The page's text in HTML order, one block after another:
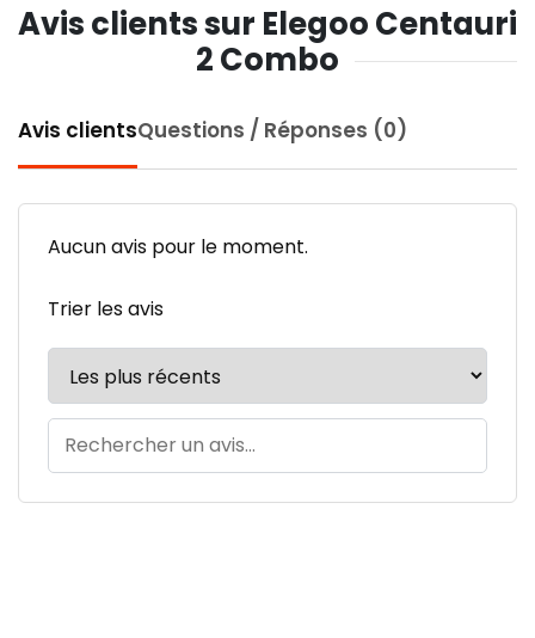
Avis clients sur Elegoo Centauri
2 Combo
Avis clientsQuestions / Réponses (0)
Aucun avis pour le moment.
Trier les avis